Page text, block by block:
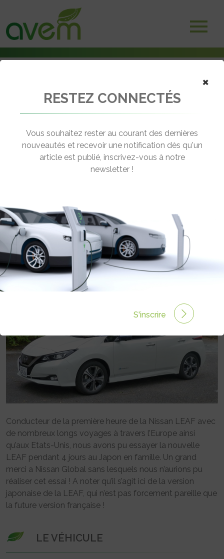
Essai de la nouvelle Nissan Leaf en famille au Japon
← Revenir aux actualités
LEAF EN FAMILLE AU JAPON
Rédigé par Mark Nitters le 30 Oct 2017 à 00:00
commentaires
Conducteur de la première heure de la Nissan LEAF avec
de nombreux longs voyages à travers l’Europe ainsi
qu’aux Etats-Unis, nous avons pu essayer la nouvelle
LEAF pendant 4 jours au Japon en famille. Un grand
merci a Nissan Global sans lesquels nous n’aurions pu
réaliser cet essai ! A noter qu’il s’agit ici de la version
japonaise de la LEAF, qui n’est pas forcement pareille que
la future version française !
LE VÉHICULE
×
RESTEZ CONNECTÉS
Vous souhaitez rester au courant des dernières
nouveautés et recevoir une notification dès qu'un
article est publié, inscrivez-vous à notre
newsletter !
S'inscrire